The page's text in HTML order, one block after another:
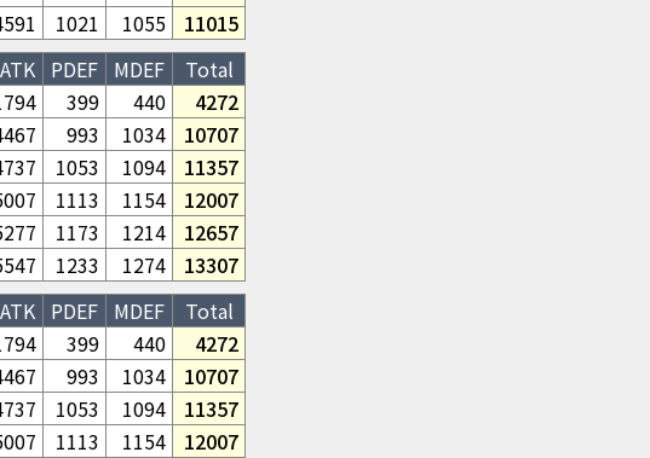
1021 1055
11015
PDEF MDEF
Total
399 440
4272
993 1034
10707
1053 1094
11357
1113 1154
12007
1173 1214
12657
1233 1274
13307
PDEF MDEF
Total
399 440
4272
993 1034
10707
1053 1094
11357
1113 1154 12007